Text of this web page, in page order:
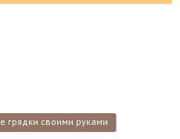
грядки своими руками